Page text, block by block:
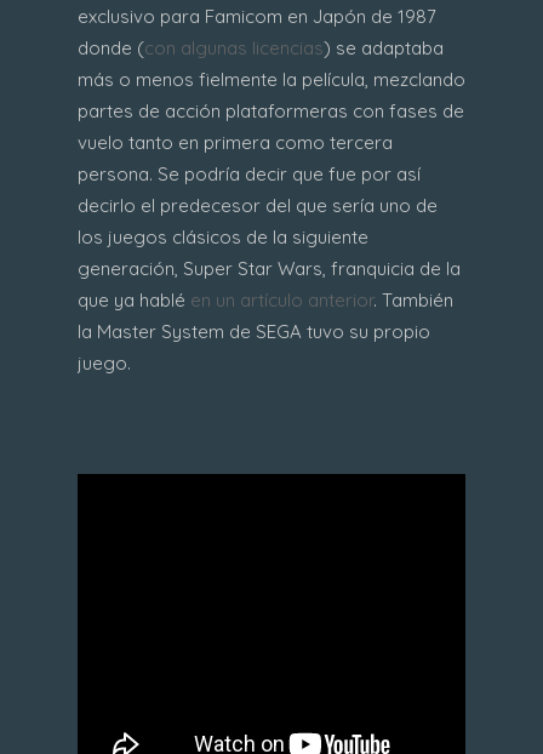
exclusivo para Famicom en Japón de 1987
donde (con algunas licencias) se adaptaba
más o menos fielmente la película, mezclando
partes de acción plataformeras con fases de
vuelo tanto en primera como tercera
persona. Se podría decir que fue por así
decirlo el predecesor del que sería uno de
los juegos clásicos de la siguiente
generación, Super Star Wars, franquicia de la
que ya hablé en un artículo anterior. También
la Master System de SEGA tuvo su propio
juego.